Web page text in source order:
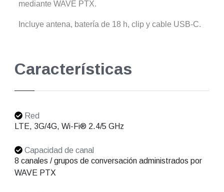
mediante WAVE PTX.
Incluye antena, batería de 18 h, clip y cable USB-C.
Características
Red
LTE, 3G/4G, Wi-Fi® 2.4/5 GHz
Capacidad de canal
8 canales / grupos de conversación administrados por
WAVE PTX